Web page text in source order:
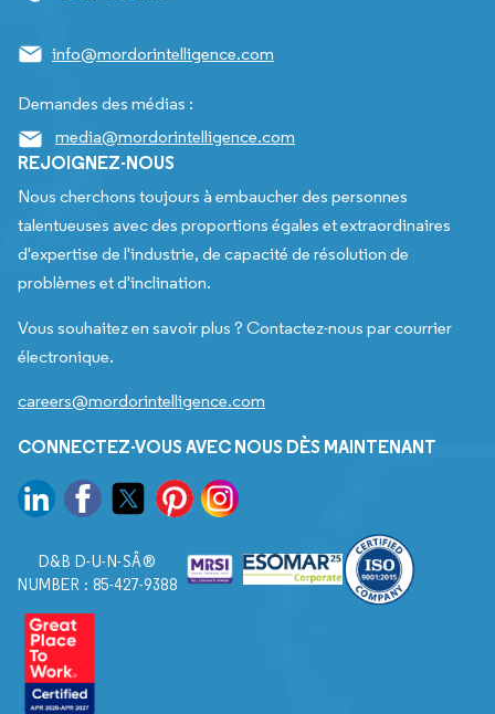
info@mordorintelligence.com
Demandes des médias :
media@mordorintelligence.com
REJOIGNEZ-NOUS
Nous cherchons toujours à embaucher des personnes
talentueuses avec des proportions égales et extraordinaires
d'expertise de l'industrie, de capacité de résolution de
problèmes et d'inclination.
Vous souhaitez en savoir plus ? Contactez-nous par courrier
électronique.
careers@mordorintelligence.com
CONNECTEZ-VOUS AVEC NOUS DÈS MAINTENANT
D&B D-U-N-SÂ®
NUMBER : 85-427-9388